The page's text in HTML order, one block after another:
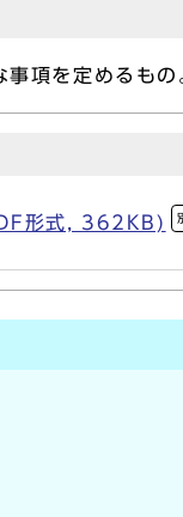
事項を定めるもの
形式, 362KB)